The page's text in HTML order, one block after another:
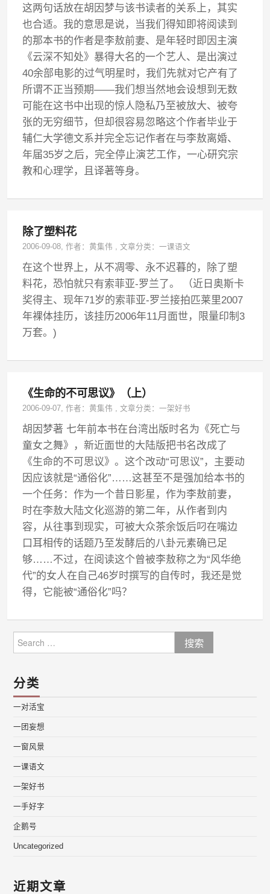
这两句话放在胡因梦与该书读者的关系上，其实
也合适。我的意思是说，当我们得知即将阅读到
的那本书的作者是李敖前妻、是年轻时即因主演
《云深不知处》暴得大名的一个艺人、是出演过
40余部电影的过气明星时，我们先就对它产有了
所谓不正当预期——我们想当然地会设想到无数
可能在这书中出现的惊人隐私乃至被放大、被夸
张的无穷细节，但却很容易忽略这个作者毕业于
辅仁大学德文系并完全忘记作者在与李敖离婚、
年届35岁之后，完全停止演艺工作，一心研究宗
教和心理学，且译著等身。
除了塑料花
2006-09-08, 作者：黄集伟 ,文章分类：一课语文
在这个世界上，从不凋零、永不迟暮的，除了塑
料花，恐怕就只有索菲亚-罗兰了。 （近日奥斯卡
奖得主、现年71岁的索菲亚-罗兰接拍匹莱里2007
年裸体挂历，该挂历2006年11月面世，限量印制3
万套。)
《生命的不可思议》（上）
2006-09-07, 作者：黄集伟 ,文章分类：一架好书
胡因梦著 七年前本书在台湾出版时名为《死亡与
童女之舞》，新近面世的大陆版把书名改成了
《生命的不可思议》。这个改动“可思议”，主要动
因应该就是“通俗化”……这甚至不是强加给本书的
一个任务：作为一个昔日影星，作为李敖前妻，
时在李敖大陆文化巡游的第二年，从作者到内
容，从往事到现实，可被大众茶余饭后叼在嘴边
口耳相传的话题乃至发酵后的八卦元素确已足
够……不过，在阅读这个曾被李敖称之为“风华绝
代”的女人在自己46岁时撰写的自传时，我还是觉
得，它能被“通俗化”吗？
for:
分类
一对活宝
一团妄想
一窗风景
一课语文
一架好书
一手好字
企鹅号
Uncategorized
近期文章